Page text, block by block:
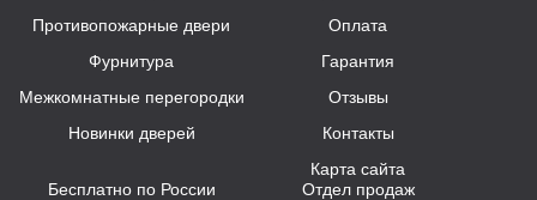
Противопожарные двери
Фурнитура
Межкомнатные перегородки
Новинки дверей
Оплата
Гарантия
Отзывы
Контакты
Карта сайта
Бесплатно по России
Отдел продаж